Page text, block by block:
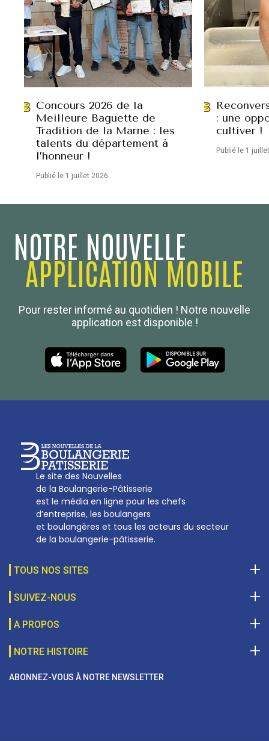
Concours 2026 de la
Meilleure Baguette de
Tradition de la Marne : les
talents du département à
l’honneur !
Publié le 1 juillet 2026
: une
cultiver !
Publié le 1
NOTRE NOUVELLE
APPLICATION MOBILE
Pour rester informé au quotidien ! Notre nouvelle
application est disponible !
Le site des Nouvelles
de la Boulangerie-Pâtisserie
est le média en ligne pour les chefs
d’entreprise, les boulangers
et boulangères et tous les acteurs du secteur
de la boulangerie-pâtisserie.
TOUS NOS SITES
Boulanger de France
SUIVEZ-NOUS
A PROPOS
Les Nouvelles de la Boulangerie-Pâtisserie Française
27, av d’Eylau - 75782 Paris Cédex 16
01 53 70 16 25
NOTRE HISTOIRE
ABONNEZ-VOUS À NOTRE NEWSLETTER